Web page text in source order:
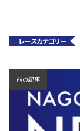
レースカテゴリー
前の記事